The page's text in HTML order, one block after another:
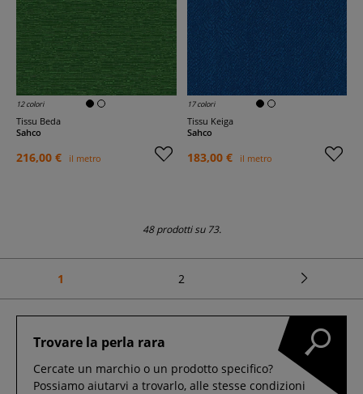
12 colori
Tissu Beda
Sahco
216,00 € il metro
17 colori
Tissu Keiga
Sahco
183,00 € il metro
48 prodotti su 73.
1 2
Trovare la perla rara
Cercate un marchio o un prodotto specifico?
Possiamo aiutarvi a trovarlo, alle stesse condizioni